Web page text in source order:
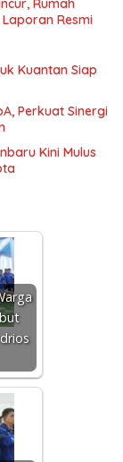
Rumah
Resmi
Kuantan Siap
Perkuat Sinergi
Kini Mulus